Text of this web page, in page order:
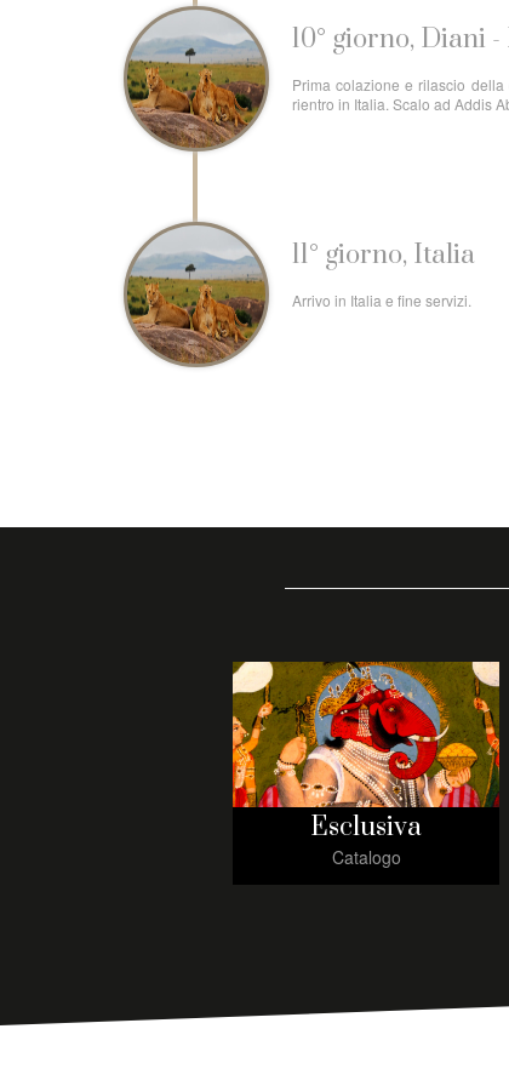
10° giorno, Diani
Prima colazione e rilascio
rientro in Italia. Scalo ad Addis
11° giorno, Italia
Arrivo in Italia e fine servizi.
Esclusiva
Catalogo